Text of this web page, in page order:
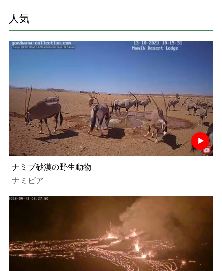
人気
ナミブ砂漠の野生動物
ナミビア